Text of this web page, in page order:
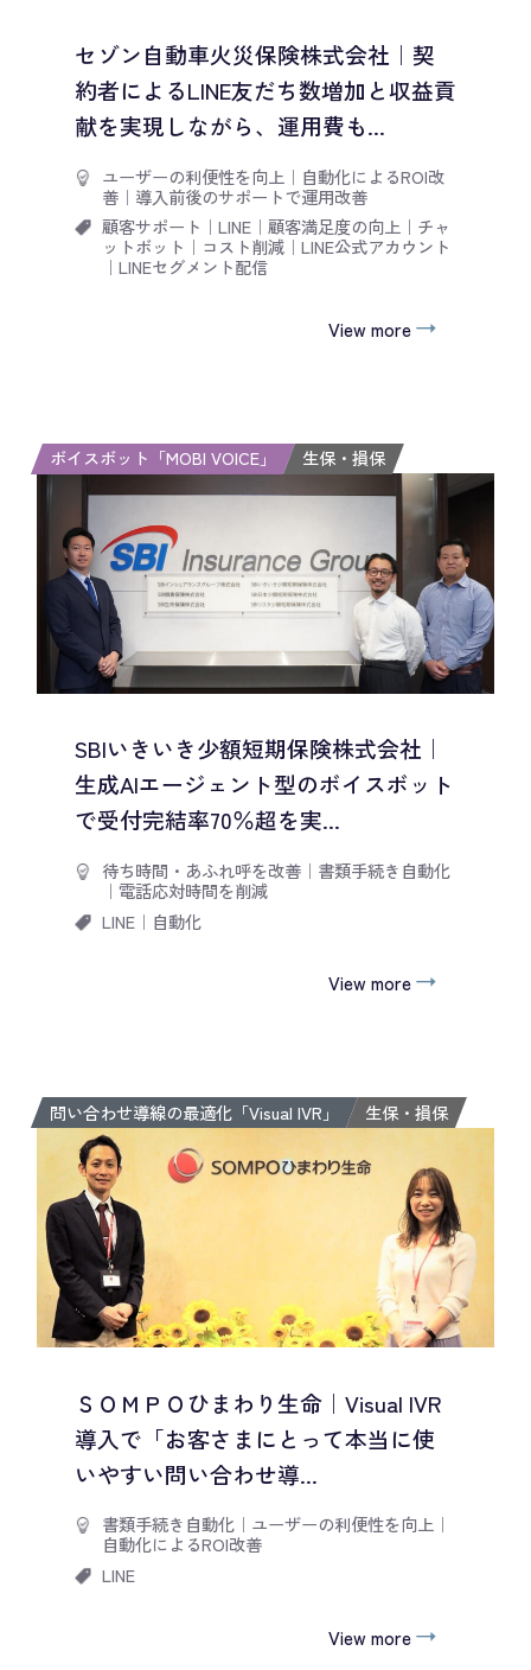
セゾン自動車火災保険株式会社｜契
約者によるLINE友だち数増加と収益貢
献を実現しながら、運用費も...
ユーザーの利便性を向上 ｜ 自動化によるROI改
善｜ 導入前後のサポートで運用改善
顧客サポート ｜ LINE｜ 顧客満足度の向上 ｜ チャ
ットボット ｜ コスト削減｜ LINE公式アカウント
｜ LINEセグメント配信
View more
ボイスボット「MOBI VOICE」 生保・損保
SBIいきいき少額短期保険株式会社｜
生成AIエージェント型のボイスボット
で受付完結率70％超を実...
待ち時間・あふれ呼を改善｜ 書類手続き自動化
｜ 電話応対時間を削減
LINE｜ 自動化
View more
問い合わせ導線の最適化「Visual IVR」 生保・損保
ＳＯＭＰＯひまわり生命｜Visual IVR
導入で「お客さまにとって本当に使
いやすい問い合わせ導...
書類手続き自動化｜ ユーザーの利便性を向上｜
自動化によるROI改善
LINE
View more